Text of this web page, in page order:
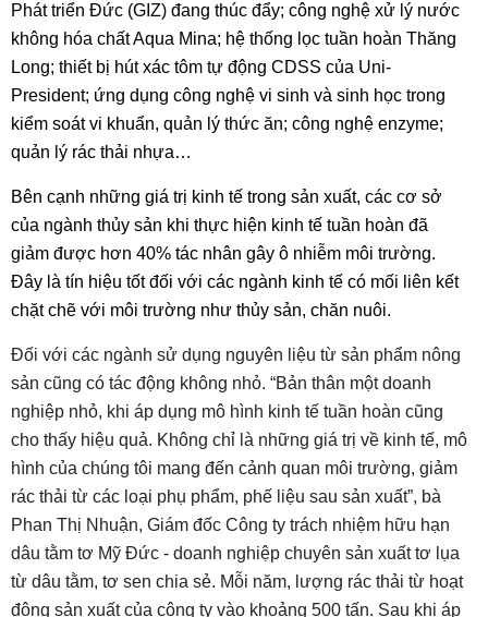
Phát triển Đức (GIZ) đang thúc đẩy; công nghệ xử lý nước
không hóa chất Aqua Mina; hệ thống lọc tuần hoàn Thăng
Long; thiết bị hút xác tôm tự động CDSS của Uni-
President; ứng dụng công nghệ vi sinh và sinh học trong
kiểm soát vi khuẩn, quản lý thức ăn; công nghệ enzyme;
quản lý rác thải nhựa…
Bên cạnh những giá trị kinh tế trong sản xuất, các cơ sở
của ngành thủy sản khi thực hiện kinh tế tuần hoàn đã
giảm được hơn 40% tác nhân gây ô nhiễm môi trường.
Đây là tín hiệu tốt đối với các ngành kinh tế có mối liên kết
chặt chẽ với môi trường như thủy sản, chăn nuôi.
Đối với các ngành sử dụng nguyên liệu từ sản phẩm nông
sản cũng có tác động không nhỏ. “Bản thân một doanh
nghiệp nhỏ, khi áp dụng mô hình kinh tế tuần hoàn cũng
cho thấy hiệu quả. Không chỉ là những giá trị về kinh tế, mô
hình của chúng tôi mang đến cảnh quan môi trường, giảm
rác thải từ các loại phụ phẩm, phế liệu sau sản xuất”, bà
Phan Thị Nhuận, Giám đốc Công ty trách nhiệm hữu hạn
dâu tằm tơ Mỹ Đức - doanh nghiệp chuyên sản xuất tơ lụa
từ dâu tằm, tơ sen chia sẻ. Mỗi năm, lượng rác thải từ hoạt
động sản xuất của công ty vào khoảng 500 tấn. Sau khi áp